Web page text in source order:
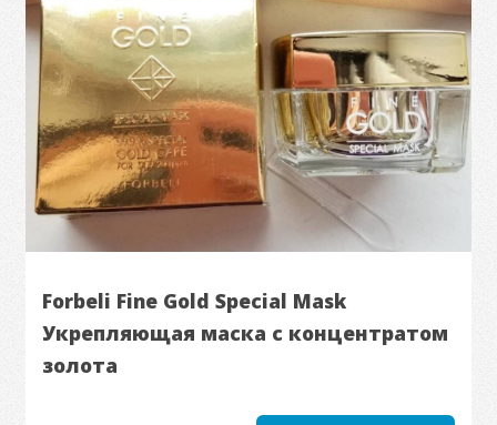
Forbeli Fine Gold Special Mask
Укрепляющая маска с концентратом
золота